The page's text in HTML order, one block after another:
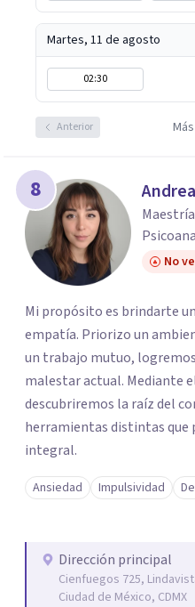
Martes, 11 de agosto
02:30
Anterior
8
No
Mi propósito es brindarte
empatía. Priorizo un
un trabajo mutuo,
malestar actual. Mediante
descubriremos la raíz del
herramientas distintas que
integral.
Ansiedad Impulsividad
Dirección principal
Cienfuegos 725,
Ciudad de México, CDMX